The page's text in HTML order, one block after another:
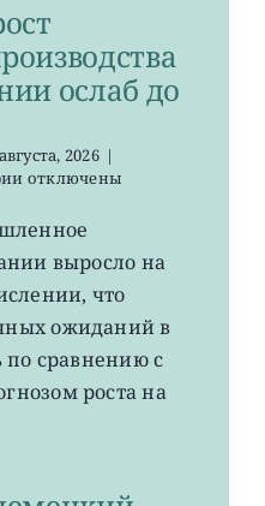
ослаб до
2026 |
к
EWG:
рост
промпроизводства
Германии
до
0,2%
отключены
выросло на
что
ожиданий в
по сравнению с
роста на